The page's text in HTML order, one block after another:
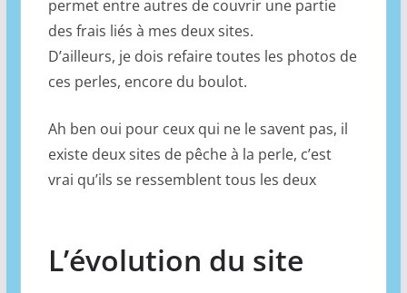
permet entre autres de couvrir une partie
des frais liés à mes deux sites.
D’ailleurs, je dois refaire toutes les photos de
ces perles, encore du boulot.
Ah ben oui pour ceux qui ne le savent pas, il
existe deux sites de pêche à la perle, c’est
vrai qu’ils se ressemblent tous les deux
L’évolution du site